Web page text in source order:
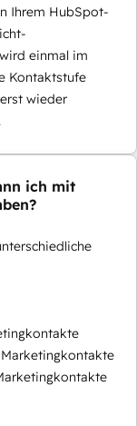
Ihrem HubSpot-
einmal im
Kontaktstufe
wieder
ich mit